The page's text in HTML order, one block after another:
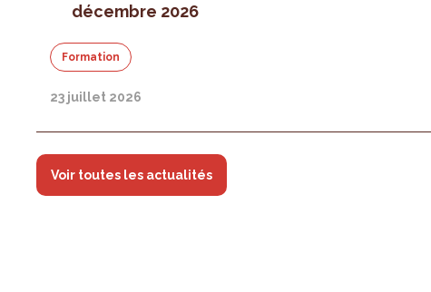
décembre 2026
Formation
23 juillet 2026
Voir toutes les actualités